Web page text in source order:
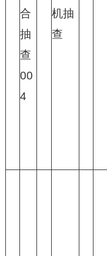
合
抽
查
00
4
机抽
查